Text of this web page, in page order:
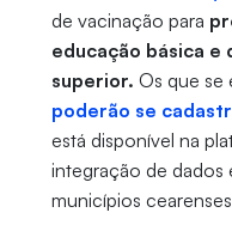
de vacinação para
educação básica e
superior. Os que se
poderão se
está disponível na
integração de
municípios